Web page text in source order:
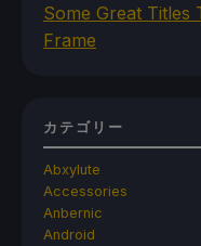
Some Great Titles
Frame
カテゴリー
Abxylute
Accessories
Anbernic
Android